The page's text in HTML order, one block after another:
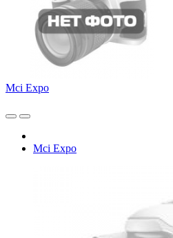
Mci Expo
Mci Expo